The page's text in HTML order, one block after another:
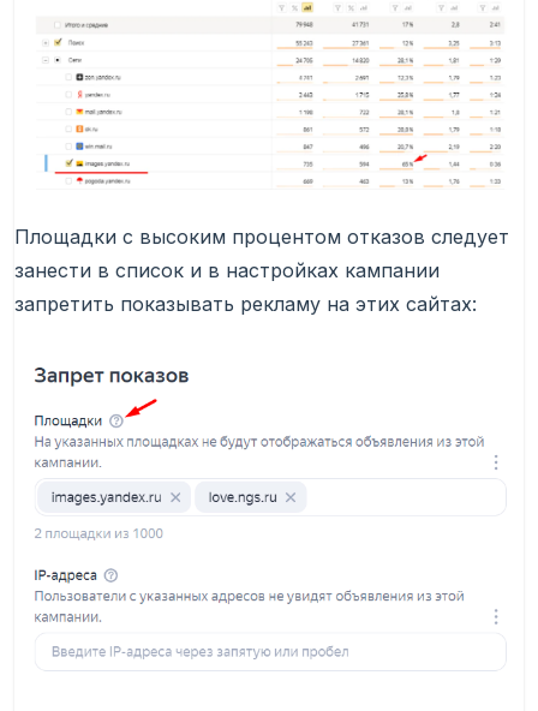
Площадки с высоким процентом отказов следует
занести в список и в настройках кампании
запретить показывать рекламу на этих сайтах: